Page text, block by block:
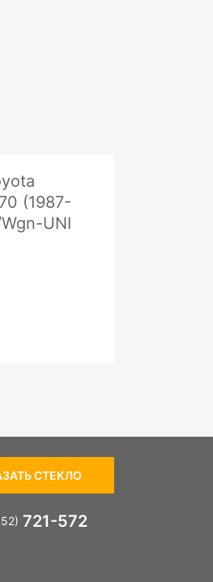
(1987-
UNI
СТЕКЛО
721-572